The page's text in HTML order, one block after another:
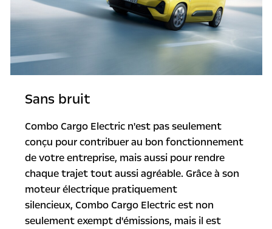
Sans bruit
Combo Cargo Electric n'est pas seulement
conçu pour contribuer au bon fonctionnement
de votre entreprise, mais aussi pour rendre
chaque trajet tout aussi agréable. Grâce à son
moteur électrique pratiquement
silencieux, Combo Cargo Electric est non
seulement exempt d'émissions, mais il est